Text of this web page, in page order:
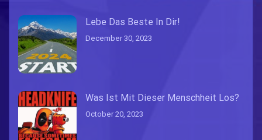
Lebe Das Beste In Dir!
December 30, 2023
Was Ist Mit Dieser Menschheit Los?
October 20, 2023